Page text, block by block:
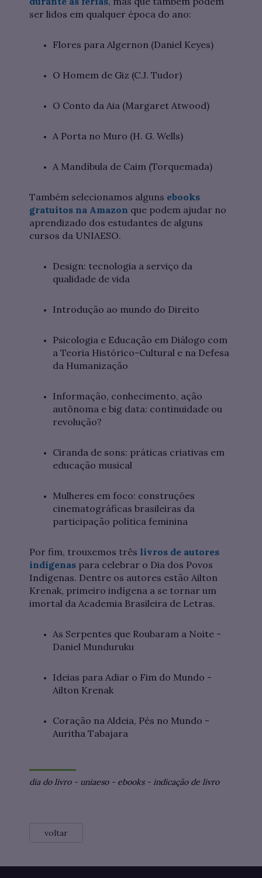
ser lidos em qualquer época do ano:
Flores para Algernon (Daniel Keyes)
O Homem de Giz (C.J. Tudor)
O Conto da Aia (Margaret Atwood)
A Porta no Muro (H. G. Wells)
A Mandíbula de Caim (Torquemada)
Também selecionamos alguns ebooks
gratuitos na Amazon que podem ajudar no
aprendizado dos estudantes de alguns
cursos da UNIAESO.
Design: tecnologia a serviço da
qualidade de vida
Introdução ao mundo do Direito
Psicologia e Educação em Diálogo com
a Teoria Histórico-Cultural e na Defesa
da Humanização
Informação, conhecimento, ação
autônoma e big data: continuidade ou
revolução?
Ciranda de sons: práticas criativas em
educação musical
Mulheres em foco: construções
cinematográficas brasileiras da
participação política feminina
Por fim, trouxemos três livros de autores
indígenas para celebrar o Dia dos Povos
Indígenas. Dentre os autores estão Ailton
Krenak, primeiro indígena a se tornar um
imortal da Academia Brasileira de Letras.
As Serpentes que Roubaram a Noite -
Daniel Munduruku
Ideias para Adiar o Fim do Mundo -
Ailton Krenak
Coração na Aldeia, Pés no Mundo -
Auritha Tabajara
dia do livro- uniaeso- ebooks- indicação de livro
voltar